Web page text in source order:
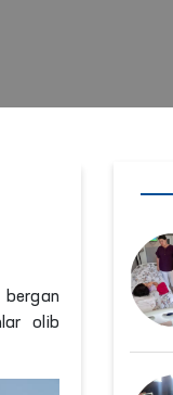
olib